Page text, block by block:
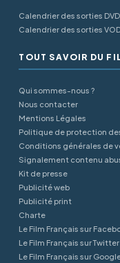
Calendrier des sorties
Calendrier des sorties
TOUT SAVOIR DU
Qui sommes-nous ?
Nous contacter
Mentions Légales
Politique de protection
Conditions générales de
Signalement contenu
Kit de presse
Publicité web
Publicité print
Charte
Le Film Français sur
Le Film Français sur Twitter
Le Film Français sur